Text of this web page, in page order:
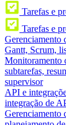
Tarefas e
Tarefas e
Gerenciamento
Gantt, Scrum,
Monitoramento
subtarefas,
supervisor
API e
integração de
Gerenciamento